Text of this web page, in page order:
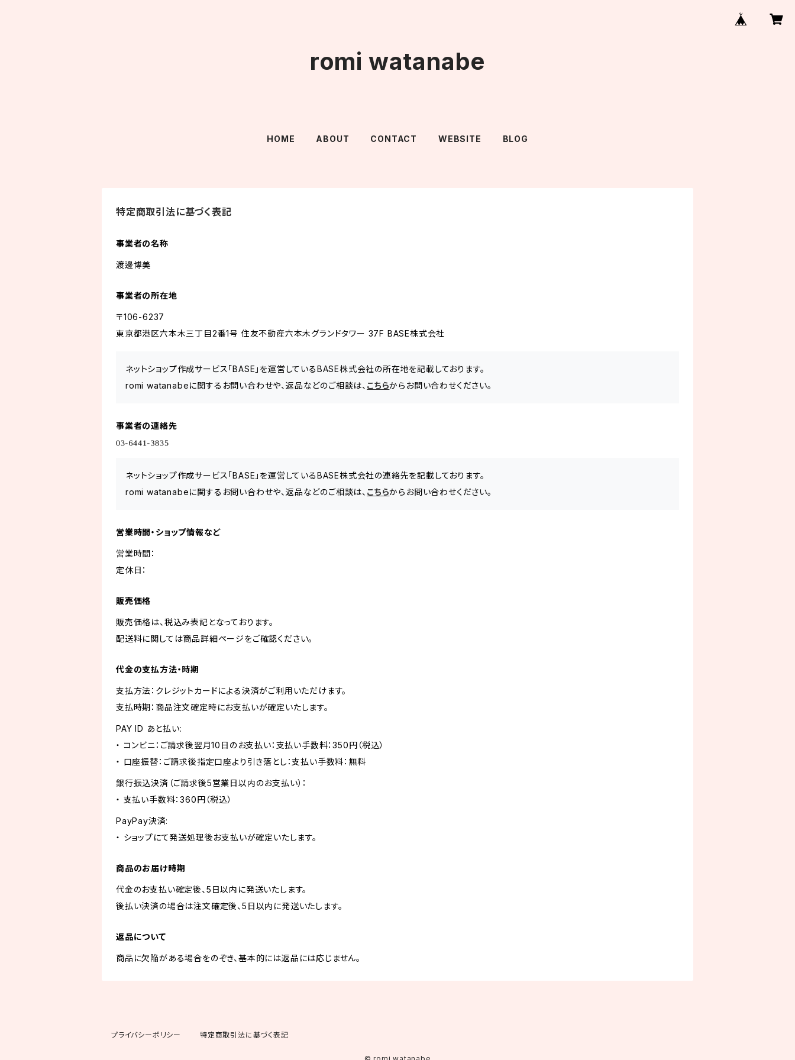
romi watanabe
HOME ABOUT CONTACT WEBSITE BLOG
特定商取引法に基づく表記
事業者の名称
渡邊博美
事業者の所在地
〒106-6237
東京都港区六本木三丁目2番1号 住友不動産六本木グランドタワー 37F BASE株式会社
ネットショップ作成サービス「BASE」を運営しているBASE株式会社の所在地を記載しております。
romi watanabeに関するお問い合わせや、返品などのご相談は、 こちらからお問い合わせください。
事業者の連絡先
ネットショップ作成サービス「BASE」を運営しているBASE株式会社の連絡先を記載しております。
romi watanabeに関するお問い合わせや、返品などのご相談は、 こちらからお問い合わせください。
営業時間・ショップ情報など
営業時間：
定休日：
販売価格
販売価格は、税込み表記となっております。
配送料に関しては商品詳細ページをご確認ください。
代金の支払方法・時期
支払方法：クレジットカードによる決済がご利用いただけます。
支払時期：商品注文確定時にお支払いが確定いたします。
PAY ID あと払い:
・ コンビニ：ご請求後翌月10日のお支払い：支払い手数料：350円（税込）
・ 口座振替：ご請求後指定口座より引き落とし：支払い手数料：無料
銀行振込決済（ご請求後5営業日以内のお支払い）：
・ 支払い手数料：360円（税込）
PayPay決済:
・ ショップにて発送処理後お支払いが確定いたします。
商品のお届け時期
代金のお支払い確定後、5日以内に発送いたします。
後払い決済の場合は注文確定後、5日以内に発送いたします。
返品について
商品に欠陥がある場合をのぞき、基本的には返品には応じません。
プライバシーポリシー 特定商取引法に基づく表記